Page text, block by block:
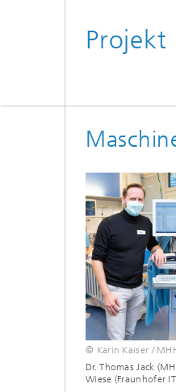
Toxikologie
Projekt
© Karin Kaiser /
Dr. Thomas Jack
Wiese (Fraunhofer